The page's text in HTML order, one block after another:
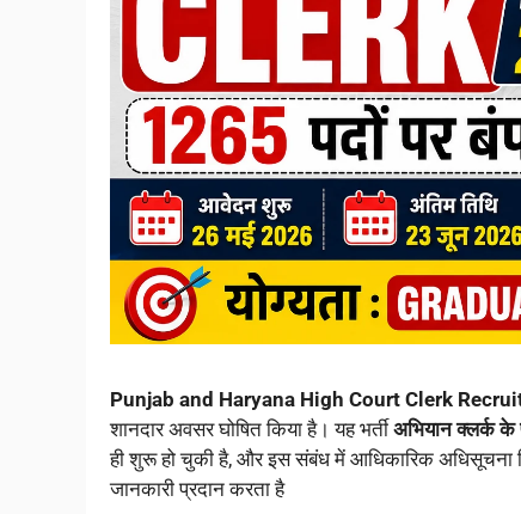
Punjab and Haryana High Court Clerk
शानदार अवसर घोषित किया है। यह भर्ती अभियान क्लर्क के
ही शुरू हो चुकी है, और इस संबंध में आधिकारिक अधिसूचना
जानकारी प्रदान करता है